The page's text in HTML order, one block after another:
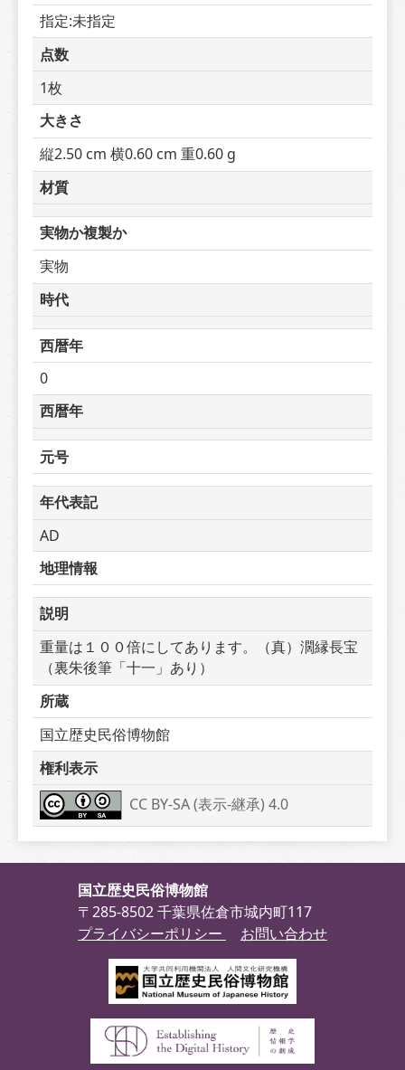
指定:未指定
点数
1枚
大きさ
縦2.50 cm 横0.60 cm 重0.60 g
材質
実物か複製か
実物
時代
西暦年
0
西暦年
元号
年代表記
AD
地理情報
説明
重量は１００倍にしてあります。（真）濶縁長宝
（裏朱後筆「十一」あり）
所蔵
国立歴史民俗博物館
権利表示
CC BY-SA (表示-継承) 4.0
国立歴史民俗博物館
〒285-8502 千葉県佐倉市城内町117
プライバシーポリシー
お問い合わせ